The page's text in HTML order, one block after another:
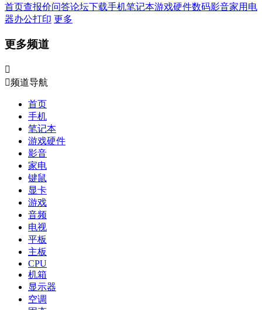
首页查报价问答论坛下载手机笔记本游戏硬件数码影音家用电
器办公打印 更多
更多频道

频道导航
首页
手机
笔记本
游戏硬件
影音
家电
键鼠
显卡
游戏
音频
电视
平板
主板
CPU
机箱
显示器
空调